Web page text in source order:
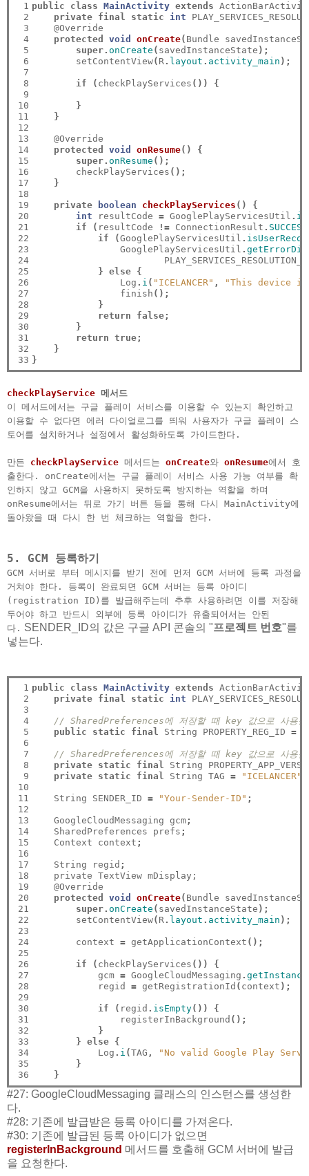
1
2
3
4
5
6
7
8
9
10
11
12
13
14
15
16
17
18
19
20
21
22
23
24
25
26
27
28
29
30
31
32
33
public class MainActivity extends
private
final static int
    @Override
protected
void onCreate( Bundle
super. onCreate ( savedInstanceState );
        setContentView
( R. layout . activity_main );
if ( checkPlayServices ()) {
}
}
    @Override
protected
void onResume()
{
super. onResume ();
        checkPlayServices
();
}
private boolean checkPlayServices ()
{
int resultCode = GooglePlayServicesUtil .
if
( resultCode != ConnectionResult . SUCCESS
if
(GooglePlayServicesUtil .
                GooglePlayServicesUtil
.
} else
{
                Log
. i ( "ICELANCER" ,
"This device
                finish
();
}
return
false;
}
return true;
}
}
checkPlayService 메서드
이 메서드에서는 구글 플레이 서비스를 이용할 수 있는지 확인하고
이용할 수 없다면 에러 다이얼로그를 띄워 사용자가 구글 플레이 스
토어를 설치하거나 설정에서 활성화하도록 가이드한다.
만든 checkPlayService 메서드는 onCreate와 onResume에서 호
출한다. onCreate에서는 구글 플레이 서비스 사용 가능 여부를 확
인하지 않고 GCM을 사용하지 못하도록 방지하는 역할을 하며
onResume에서는 뒤로 가기 버튼 등을 통해 다시 MainActivity에
돌아왔을 때 다시 한 번 체크하는 역할을 한다.
5. GCM 등록하기
GCM 서버로 부터 메시지를 받기 전에 먼저 GCM 서버에 등록 과정을
거쳐야 한다. 등록이 완료되면 GCM 서버는 등록 아이디
(registration ID)를 발급해주는데 추후 사용하려면 이를 저장해
두어야 하고 반드시 외부에 등록 아이디가 유출되어서는 안된
다. SENDER_ID의 값은 구글 API 콘솔의 "프로젝트 번호"를
넣는다.
1
2
3
4
5
6
7
8
9
10
11
12
13
14
15
16
17
18
19
20
21
22
23
24
25
26
27
28
29
30
31
32
33
34
35
36
public class MainActivity extends
private
final static int
// SharedPreferences에 저장할 때 key 값으로 사용
public
static final String PROPERTY_REG_ID =
// SharedPreferences에 저장할 때 key 값으로 사용
private
static final String
private
static final String TAG = "ICELANCER"
    String SENDER_ID
= "Your-Sender-ID" ;
    GoogleCloudMessaging gcm
;
    SharedPreferences prefs
;
    Context context
;
    String regid
;
    private TextView mDisplay;
    @Override
protected
void onCreate( Bundle
super. onCreate ( savedInstanceState );
        setContentView
( R. layout . activity_main );
        context
= getApplicationContext ();
if ( checkPlayServices ())
{
            gcm
= GoogleCloudMessaging . getInstance
            regid
= getRegistrationId ( context );
if ( regid . isEmpty())
{
                registerInBackground
();
}
} else
{
            Log
. i (TAG ,
"No valid Google Play
}
}
#27: GoogleCloudMessaging 클래스의 인스턴스를 생성한
다.
#28: 기존에 발급받은 등록 아이디를 가져온다.
#30: 기존에 발급된 등록 아이디가 없으면
registerInBackground 메서드를 호출해 GCM 서버에 발급
을 요청한다.